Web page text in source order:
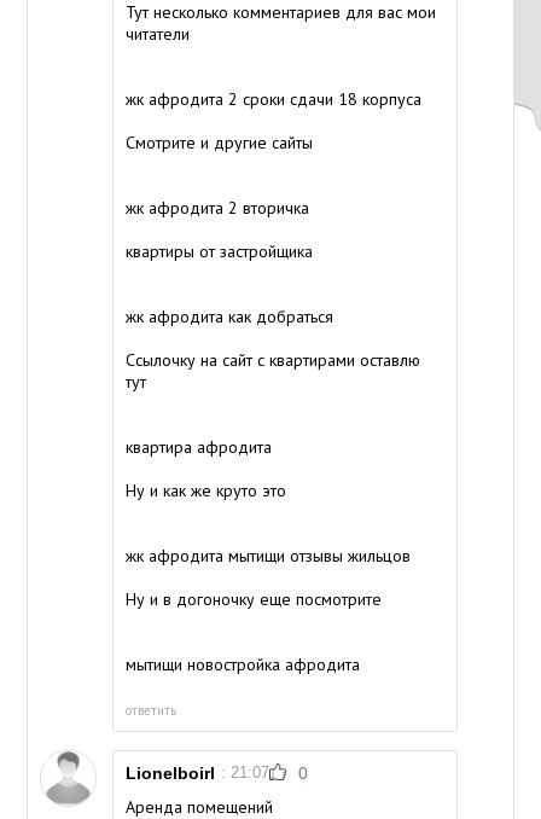
Тут несколько комментариев для вас мои
читатели
жк афродита 2 сроки сдачи 18 корпуса
Смотрите и другие сайты
жк афродита 2 вторичка
квартиры от застройщика
жк афродита как добраться
Ссылочку на сайт с квартирами оставлю
тут
квартира афродита
Ну и как же круто это
жк афродита мытищи отзывы жильцов
Ну и в догоночку еще посмотрите
мытищи новостройка афродита
ответить
Lionelboirl : 21:07 0
Аренда помещений